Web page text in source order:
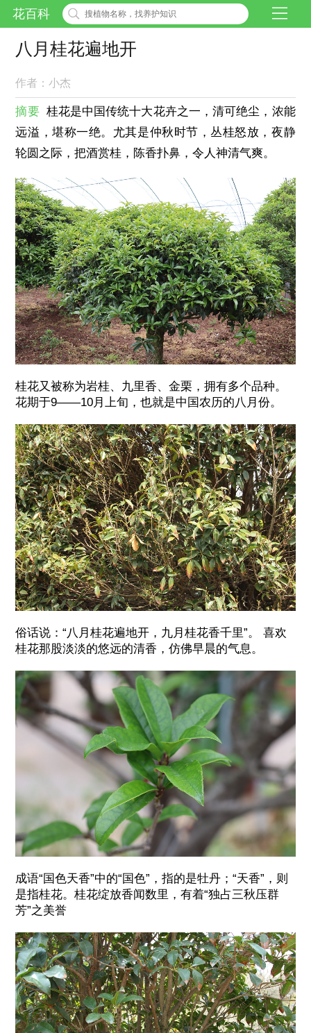
花百科
八月桂花遍地开
作者：小杰
摘要 桂花是中国传统十大花卉之一，清可绝尘，浓能
远溢，堪称一绝。尤其是仲秋时节，丛桂怒放，夜静
轮圆之际，把酒赏桂，陈香扑鼻，令人神清气爽。
桂花又被称为岩桂、九里香、金栗，拥有多个品种。
花期于9——10月上旬，也就是中国农历的八月份。
俗话说：“八月桂花遍地开，九月桂花香千里”。 喜欢
桂花那股淡淡的悠远的清香，仿佛早晨的气息。
成语“国色天香”中的“国色”，指的是牡丹；“天香”，则
是指桂花。桂花绽放香闻数里，有着“独占三秋压群
芳”之美誉